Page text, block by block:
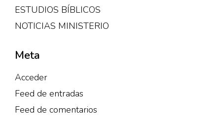
ESTUDIOS BÍBLICOS
NOTICIAS MINISTERIO
Meta
Acceder
Feed de entradas
Feed de comentarios